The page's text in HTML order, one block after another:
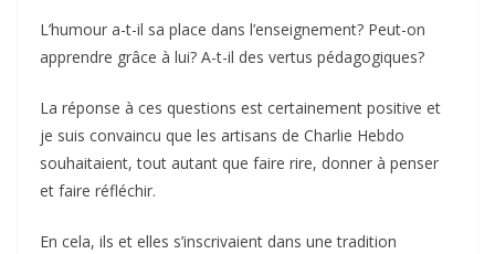
L’humour a-t-il sa place dans l’enseignement? Peut-on
apprendre grâce à lui? A-t-il des vertus pédagogiques?
La réponse à ces questions est certainement positive et
je suis convaincu que les artisans de Charlie Hebdo
souhaitaient, tout autant que faire rire, donner à penser
et faire réfléchir.
En cela, ils et elles s’inscrivaient dans une tradition